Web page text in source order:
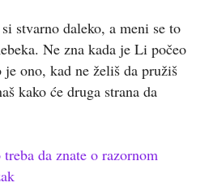
stvarno daleko, a meni se to
Ne zna kada je Li počeo
ono, kad ne želiš da pružiš
kako će druga strana da
treba da znate o razornom